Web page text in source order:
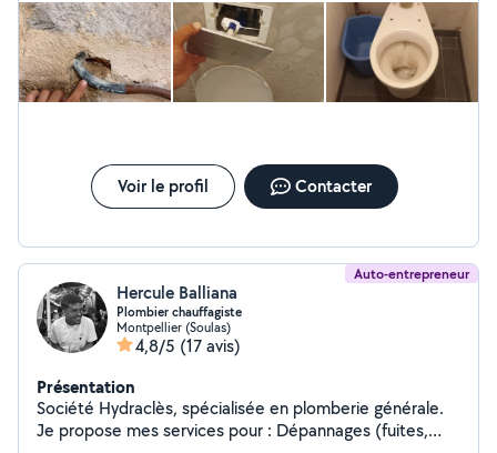
lui il est quand même arrivé avec QUE des outils que je lui avais
pourtant dit avoir déjà essayés. Lui, il insistait en me disant qu’il
savait mieux faire car c'était un "pro".. Bien sûr, il n’a pas réussi à
résoudre le problème, mais il m’a quand même réclamé 20 € de
déplacement. Il a bien essayé pendant une heure, mais c’était
évident dès le début qu’il ne réussirait pas:... aucun résultat. Il
toujours la même problème. Mon annonce était vraiment claire
et je ne ferai jamais de nouveau appel à ce monsieur. J’ai dû lui
donner 20 € simplement pour qu’il s’en aille. Comme on dit en
Voir le profil Contacter
Auto-entrepreneur
Hercule Balliana
Plombier chauffagiste
Montpellier (Soulas)
4,8/5 (17 avis)
Présentation
Société Hydraclès, spécialisée en plomberie générale.
Je propose mes services pour : Dépannages (fuites,